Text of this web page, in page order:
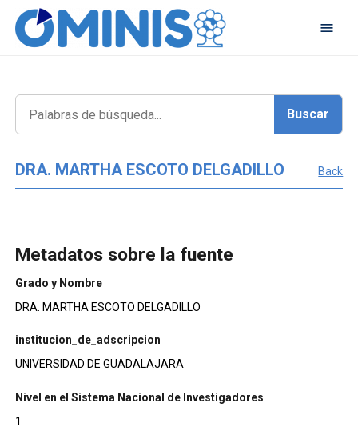
DRA. MARTHA ESCOTO DELGADILLO Back
Metadatos sobre la fuente
Grado y Nombre
DRA. MARTHA ESCOTO DELGADILLO
institucion_de_adscripcion
UNIVERSIDAD DE GUADALAJARA
Nivel en el Sistema Nacional de Investigadores
1